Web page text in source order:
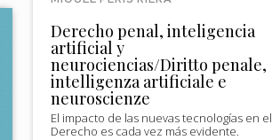
Derecho penal, inteligencia
artificial y
neurociencias/Diritto penale,
intelligenza artificiale e
neuroscienze
El impacto de las nuevas tecnologías en el
Derecho es cada vez más evidente.